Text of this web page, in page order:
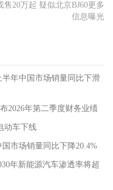
售20万起 疑似北京BJ60更多
信息曝光
年中国市场销量同比下滑
2026年第二季度财务业绩
动车下线
市场销量同比下降20.4%
年新能源汽车渗透率将超